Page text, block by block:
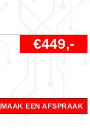
€449,-
MAAK EEN AFSPRAAK